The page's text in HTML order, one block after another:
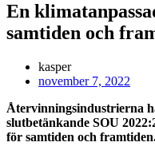
En
samtiden och
kasper
november 7, 2022
Återvinningsindustrierna
slutbetänkande SOU
för samtiden och